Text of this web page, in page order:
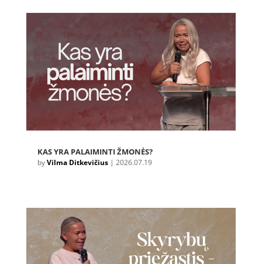
KAS YRA PALAIMINTI ŽMONĖS?
byVilma Ditkevičius| 2026.07.19